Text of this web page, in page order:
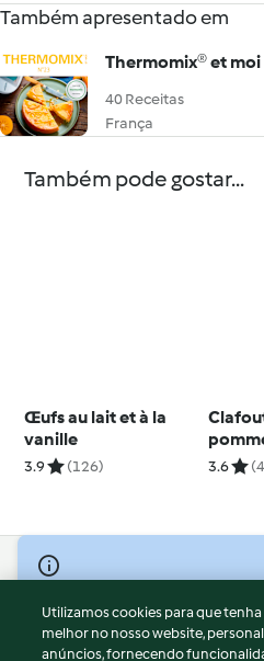
Também apresentado em
Thermomix® et moi
40 Receitas
França
Também pode gostar...
Œufs au lait et à la
vanille
3.9 (126) 3.6
© Copyright 2026
Termos de Utilização
Aviso sobre Proteção de Dados
Utilizamos cookies para que
melhor no nosso website,
anúncios, fornecendo